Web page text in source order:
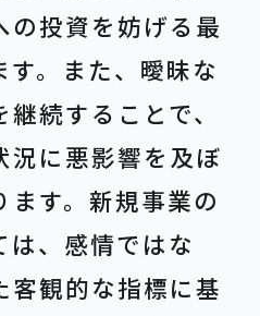
の投資を妨げる最
。また、曖昧な
続することで、
況に悪影響を及ぼ
ます。新規事業の
は、感情ではな
客観的な指標に基